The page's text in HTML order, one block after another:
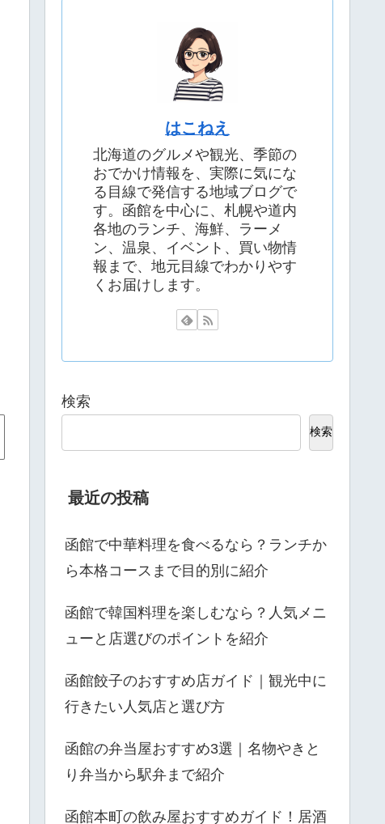
はこねえ
北海道のグルメや観光、季節の
おでかけ情報を、実際に気にな
る目線で発信する地域ブログで
す。函館を中心に、札幌や道内
各地のランチ、海鮮、ラーメ
ン、温泉、イベント、買い物情
報まで、地元目線でわかりやす
くお届けします。
検索
検索
最近の投稿
函館で中華料理を食べるなら？ランチか
ら本格コースまで目的別に紹介
函館で韓国料理を楽しむなら？人気メニ
ューと店選びのポイントを紹介
函館餃子のおすすめ店ガイド｜観光中に
行きたい人気店と選び方
函館の弁当屋おすすめ3選｜名物やきと
り弁当から駅弁まで紹介
函館本町の飲み屋おすすめガイド！居酒